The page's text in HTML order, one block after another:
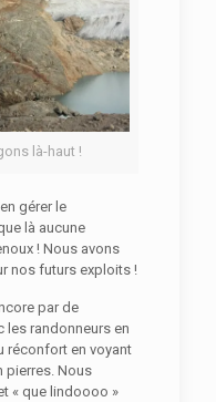
là-haut !
gérer le
là aucune
! Nous avons
nos futurs exploits !
par de
les randonneurs en
réconfort en voyant
pierres. Nous
« que lindoooo »